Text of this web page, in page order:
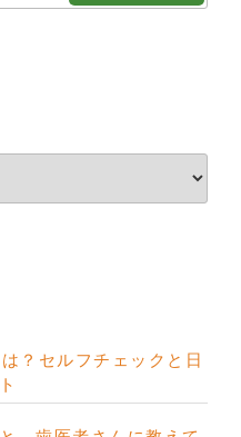
？セルフチェックと日